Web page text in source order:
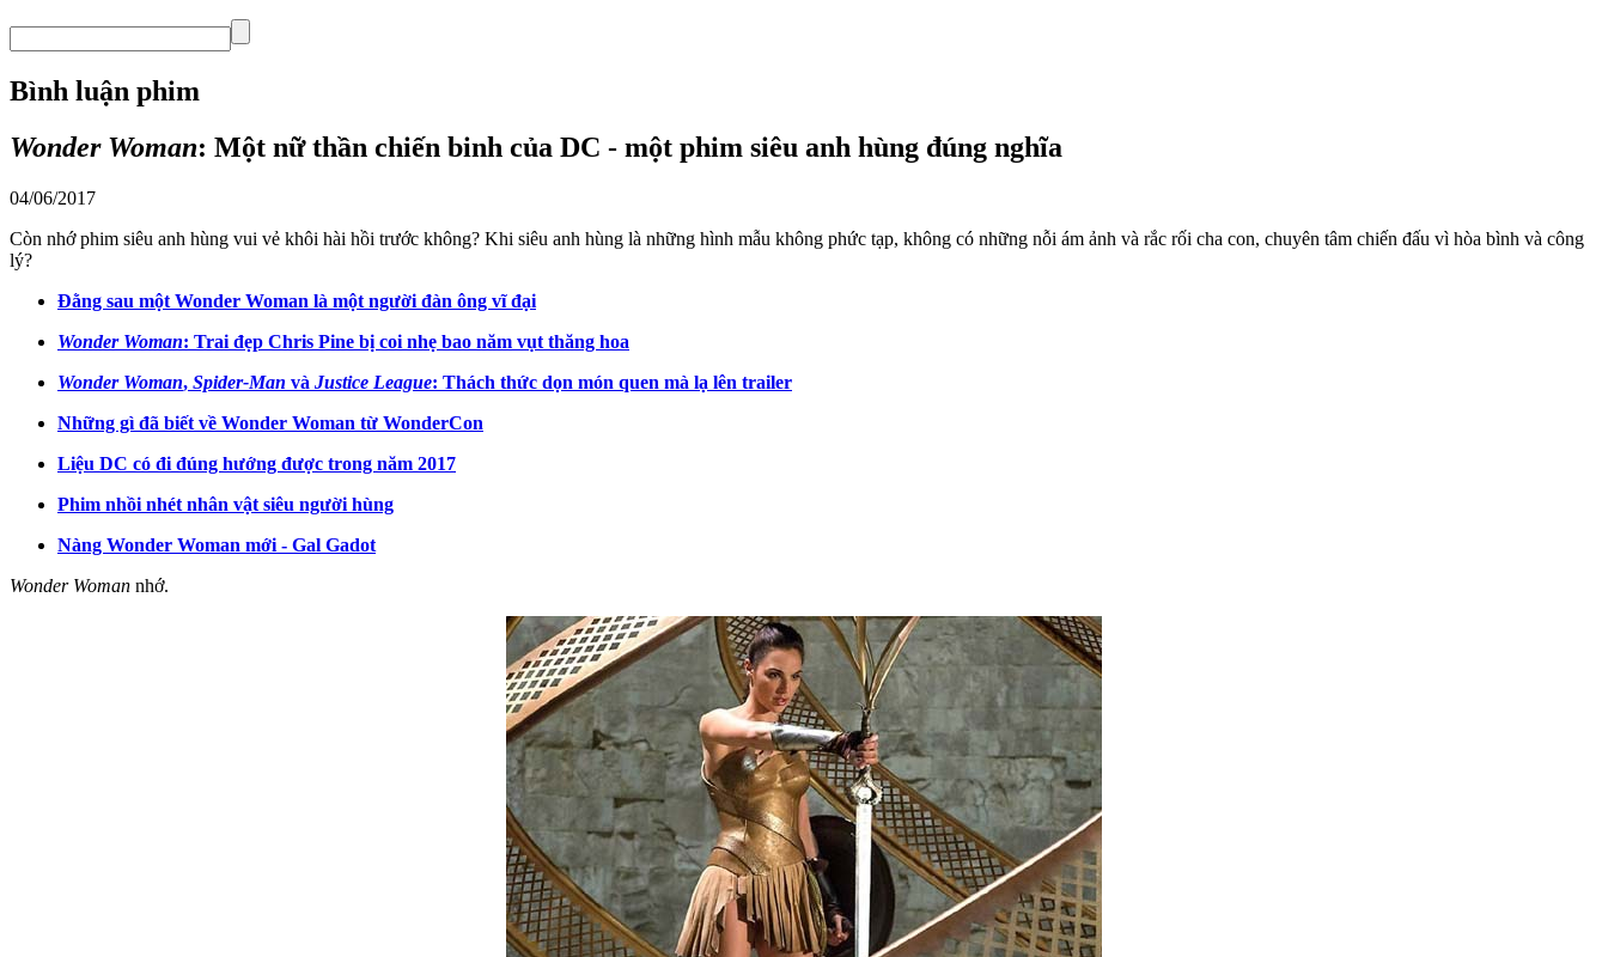
Bình luận phim
Wonder Woman: Một nữ thần chiến binh của DC - một phim siêu anh hùng đúng nghĩa
04/06/2017
Còn nhớ phim siêu anh hùng vui vẻ khôi hài hồi trước không? Khi siêu anh hùng là những hình mẫu không phức tạp, không có những nỗi ám ảnh và rắc rối cha con, chuyên tâm chiến đấu vì hòa bình và công
lý?
Đằng sau một Wonder Woman là một người đàn ông vĩ đại
Wonder Woman: Trai đẹp Chris Pine bị coi nhẹ bao năm vụt thăng hoa
Wonder Woman, Spider-Man và Justice League: Thách thức dọn món quen mà lạ lên trailer
Những gì đã biết về Wonder Woman từ WonderCon
Liệu DC có đi đúng hướng được trong năm 2017
Phim nhồi nhét nhân vật siêu người hùng
Nàng Wonder Woman mới - Gal Gadot
Wonder Woman nhớ.